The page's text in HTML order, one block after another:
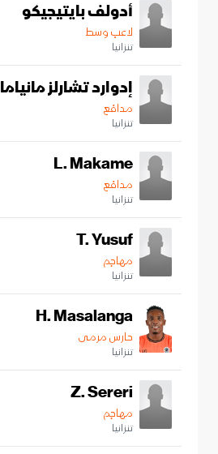
أدولف بايتيجيكو
لاعب وسط
تنزانيا
إدوارد تشارلز مانياما
مدافع
تنزانيا
L. Makame
مدافع
تنزانيا
T. Yusuf
مهاجم
تنزانيا
H. Masalanga
حارس مرمى
تنزانيا
Z. Sereri
مهاجم
تنزانيا